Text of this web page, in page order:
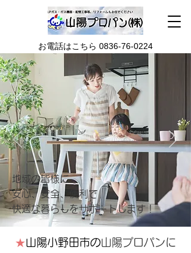
お電話はこちら 0836-76-0224
地域の皆様に
安心、安全、便利で
快適な暮らしをサポートします！
★山陽小野田市の山陽プロパンに